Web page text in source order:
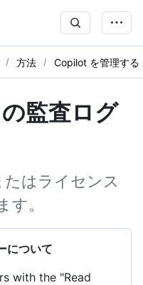
方法 Copilot を管理する
監査ログ
はライセンス
す。
について
with the "Read